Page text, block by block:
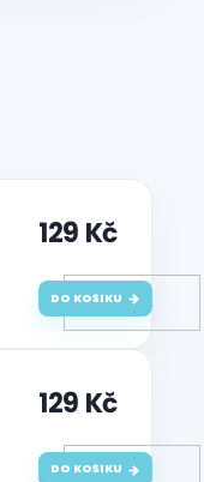
129 Kč
DO KOŠÍKU
129 Kč
DO KOŠÍKU